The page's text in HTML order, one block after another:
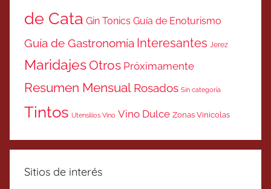
de Cata Gin Tonics Guía de Enoturismo
Guía de Gastronomía Interesantes Jerez
MaridajesOtros Próximamente
Resumen Mensual Rosados Sin categoría
Tintos Utensilios Vino Vino Dulce Zonas Vinicolas
Sitios de interés